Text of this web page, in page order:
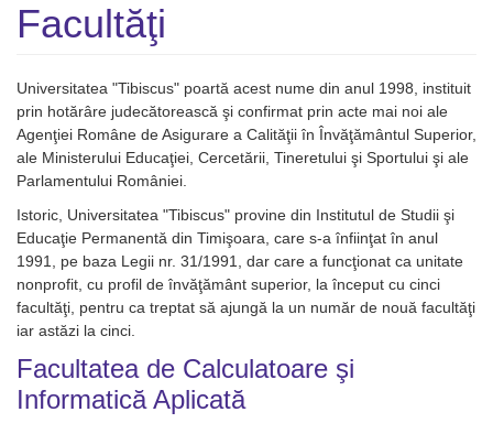
Facultăţi
Universitatea "Tibiscus" poartă acest nume din anul 1998, instituit
prin hotărâre judecătorească şi confirmat prin acte mai noi ale
Agenţiei Române de Asigurare a Calităţii în Învăţământul Superior,
ale Ministerului Educaţiei, Cercetării, Tineretului şi Sportului şi ale
Parlamentului României.
Istoric, Universitatea "Tibiscus" provine din Institutul de Studii şi
Educaţie Permanentă din Timişoara, care s-a înfiinţat în anul
1991, pe baza Legii nr. 31/1991, dar care a funcţionat ca unitate
nonprofit, cu profil de învăţământ superior, la început cu cinci
facultăţi, pentru ca treptat să ajungă la un număr de nouă facultăţi
iar astăzi la cinci.
Facultatea de Calculatoare şi
Informatică Aplicată